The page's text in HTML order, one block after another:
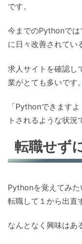
です。
今までのPythonでは
に日々改善されてい
求人サイトを確認し
業がとても多いです。
「Pythonできます
トされるような状況
転職せず
Pythonを覚えてみた
転職して１から出直
なんとなく興味はあ